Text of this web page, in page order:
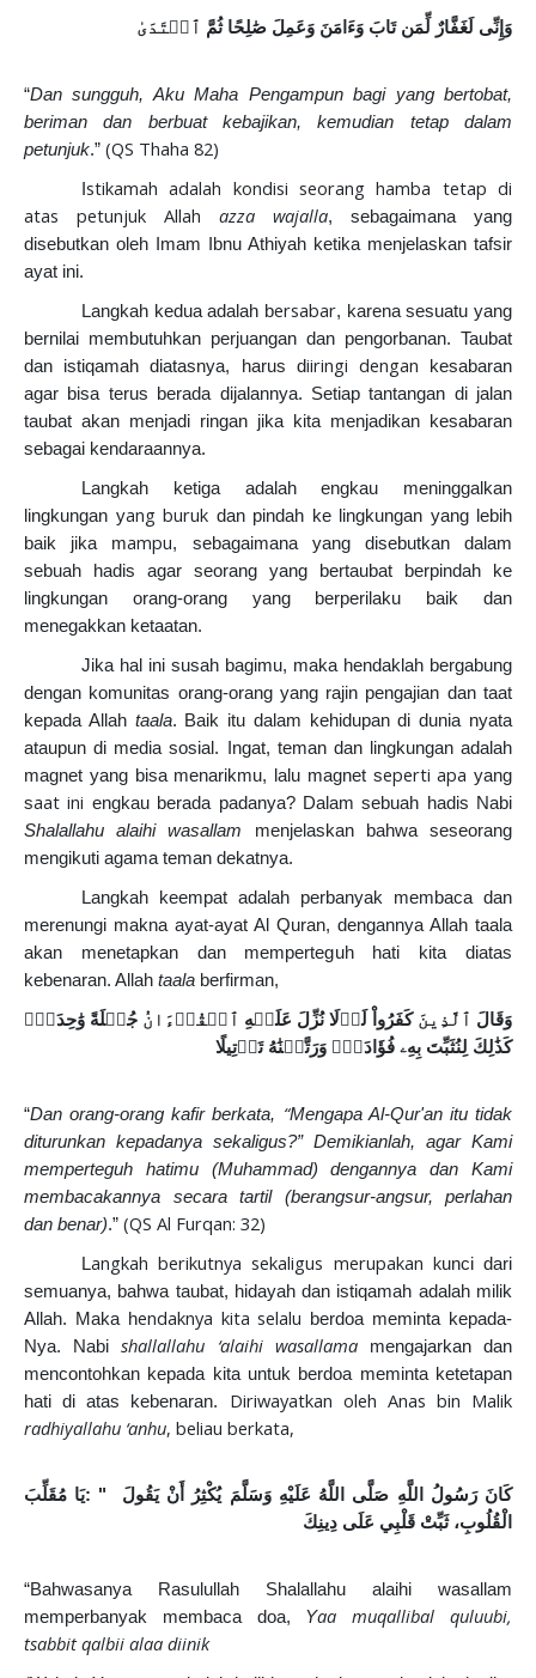
وَإِنِّى لَغَفَّارٌ لِّمَن تَابَ وَءَامَنَ وَعَمِلَ صَٰلِحًا ثُمَّ ٱهۡتَدَىٰ
“Dan sungguh, Aku Maha Pengampun bagi yang bertobat,
beriman dan berbuat kebajikan, kemudian tetap dalam
petunjuk.” (QS Thaha 82)
stikamah adalah kondisi seorang hamba tetap di
atas petunjuk Allah azza wajalla, sebagaimana yang
disebutkan oleh Imam Ibnu Athiyah ketika menjelaskan tafsir
ayat ini.
Langkah kedua adalah bersabar, karena sesuatu yang
bernilai membutuhkan perjuangan dan pengorbanan. Taubat
dan istiqamah diatasnya, harus diiringi dengan kesabaran
agar bisa terus berada dijalannya. Setiap tantangan di jalan
taubat akan menjadi ringan jika kita menjadikan kesabaran
sebagai kendaraannya.
Langkah ketiga adalah engkau meninggalkan
lingkungan yang buruk dan pindah ke lingkungan yang lebih
baik jika mampu, sebagaimana yang disebutkan dalam
sebuah hadis agar seorang yang bertaubat berpindah ke
lingkungan orang-orang yang berperilaku baik dan
menegakkan ketaatan.
Jika hal ini susah bagimu, maka hendaklah bergabung
dengan komunitas orang-orang yang rajin pengajian dan taat
kepada Allah taala. Baik itu dalam kehidupan di dunia nyata
ataupun di media sosial.
Ingat, teman dan lingkungan adalah
magnet yang bisa menarikmu, lalu magnet seperti apa yang
saat ini engkau berada padanya? Dalam sebuah hadis Nabi
Shalallahu alaihi wasallam menjelaskan bahwa seseorang
mengikuti agama teman dekatnya.
Langkah keempat adalah perbanyak membaca dan
merenungi makna ayat-ayat Al Quran, dengannya Allah taala
akan menetapkan dan memperteguh hati kita diatas
kebenaran. Allah taala berfirman,
وَقَالَ ٱلَّذِينَ كَفَرُواْ لَوۡلَا نُزِّلَ عَلَيۡهِ ٱلۡقُرۡءَانُ جُمۡلَةً وَٰحِدَةًۚ
كَذَٰلِكَ لِنُثَبِّتَ بِهِۦ فُؤَادَكَۖ وَرَتَّلۡنَٰهُ تَرۡتِيلًا
“Dan orang-orang kafir berkata, “Mengapa Al-Qur'an itu tidak
diturunkan kepadanya sekaligus?” Demikianlah, agar Kami
memperteguh hatimu (Muhammad) dengannya dan Kami
membacakannya secara tartil (berangsur-angsur, perlahan
dan benar).” (QS Al Furqan: 32)
Langkah berikutnya sekaligus merupakan kunci dari
semuanya, bahwa taubat, hidayah dan istiqamah adalah milik
Allah. Maka hendaknya kita selalu berdoa meminta kepada-
Nya.
Nabishallallahu ‘alaihi wasallamamengajarkan dan
mencontohkan kepada kita untuk berdoa meminta ketetapan
hati di atas kebenaran. Diriwayatkan oleh Anas bin Malik
radhiyallahu ‘anhu, beliau berkata,
كَانَ رَسُولُ اللَّهِ صَلَّى اللَّهُ عَلَيْهِ وَسَلَّمَ يُكْثِرُ أَنْ يَقُولَ : "يَا مُقَلِّبَ
الْقُلُوبِ، ثَبِّتْ قَلْبِي عَلَى دِينِكَ
“Bahwasanya Rasulullah Shalallahu alaihi wasallam
memperbanyak membaca doa, Yaa muqallibal quluubi,
tsabbit qalbii alaa diinik